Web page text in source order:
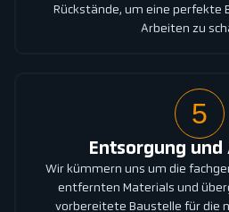
Rückstände, um eine perfekte
Arbeiten zu
5
Entsorgung und
Wir kümmern uns um die
entfernten Materials und
vorbereitete Baustelle für die